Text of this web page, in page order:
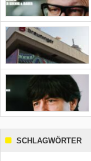
SCHLAGWÖRTER